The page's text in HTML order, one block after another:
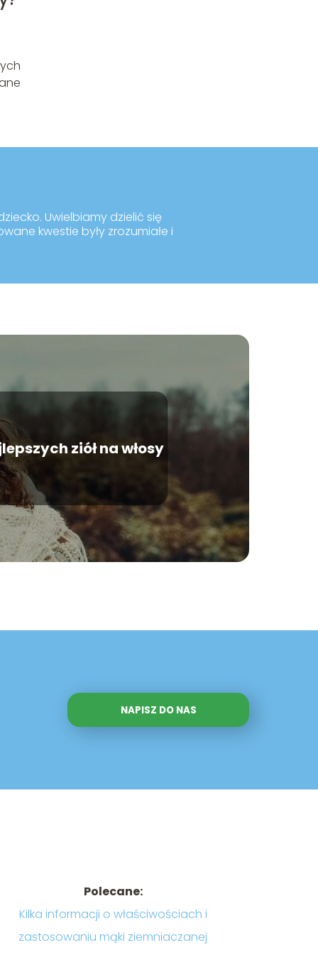
Uwielbiamy dzielić się
kwestie były zrozumiałe i
ziół na włosy
NAPISZ DO NAS
Polecane:
Kilka informacji o właściwościach i
zastosowaniu mąki ziemniaczanej